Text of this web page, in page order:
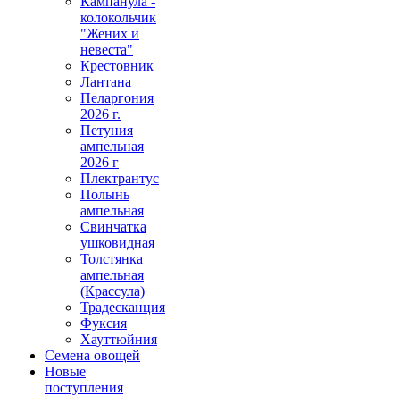
колокольчик
"Жених и
невеста"
Крестовник
Лантана
Пеларгония
2026 г.
Петуния
ампельная
2026 г
Плектрантус
Полынь
ампельная
Свинчатка
ушковидная
Толстянка
ампельная
(Крассула)
Традесканция
Фуксия
Хауттюйния
Семена овощей
Новые
поступления